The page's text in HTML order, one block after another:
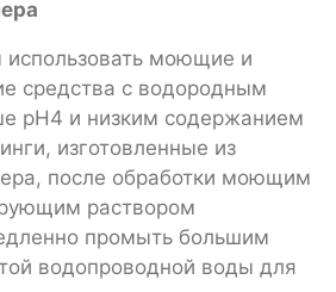
моющие и
средства с водородным
pH4 и низким содержанием
изготовленные из
после обработки моющим
раствором
промыть большим
водопроводной воды для